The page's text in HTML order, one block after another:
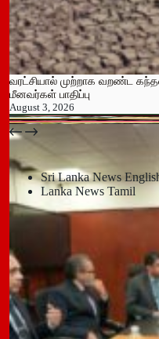
வரட்சியால் முற்றாக வறண்ட
மீனவர்கள் பாதிப்பு
August 3, 2026
பதுளை மாநகர சபையின் NPP
July 14, 2026
Sri Lanka News
Lanka News Tamil
Leave a Reply
You must be
logged into post